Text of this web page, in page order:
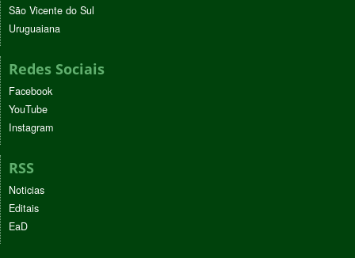
São Vicente do Sul
Uruguaiana
Redes Sociais
Facebook
YouTube
Instagram
RSS
Noticias
Editais
EaD